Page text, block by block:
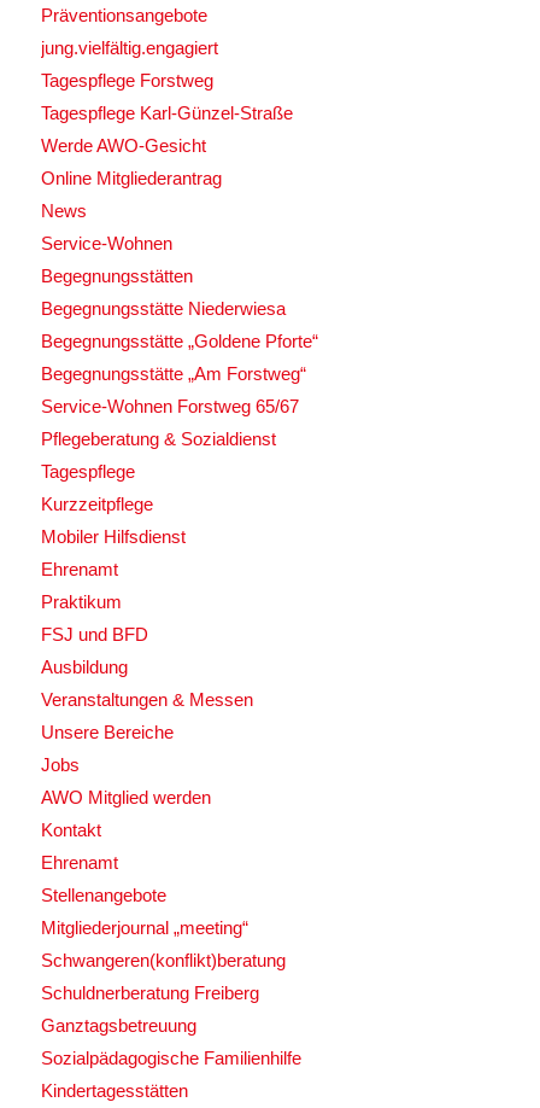
Präventionsangebote
jung.vielfältig.engagiert
Tagespflege Forstweg
Tagespflege Karl-Günzel-Straße
Werde AWO-Gesicht
Online Mitgliederantrag
News
Service-Wohnen
Begegnungsstätten
Begegnungsstätte Niederwiesa
Begegnungsstätte „Goldene Pforte“
Begegnungsstätte „Am Forstweg“
Service-Wohnen Forstweg 65/67
Pflegeberatung & Sozialdienst
Tagespflege
Kurzzeitpflege
Mobiler Hilfsdienst
Ehrenamt
Praktikum
FSJ und BFD
Ausbildung
Veranstaltungen & Messen
Unsere Bereiche
Jobs
AWO Mitglied werden
Kontakt
Ehrenamt
Stellenangebote
Mitgliederjournal „meeting“
Schwangeren(konflikt)beratung
Schuldnerberatung Freiberg
Ganztagsbetreuung
Sozialpädagogische Familienhilfe
Kindertagesstätten